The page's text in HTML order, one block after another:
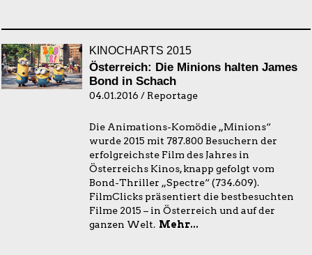
KINOCHARTS 2015
Österreich: Die Minions halten James
Bond in Schach
04.01.2016 / Reportage
Die Animations-Komödie „Minions“
wurde 2015 mit 787.800 Besuchern der
erfolgreichste Film des Jahres in
Österreichs Kinos, knapp gefolgt vom
Bond-Thriller „Spectre“ (734.609).
FilmClicks präsentiert die bestbesuchten
Filme 2015 – in Österreich und auf der
ganzen Welt. Mehr...